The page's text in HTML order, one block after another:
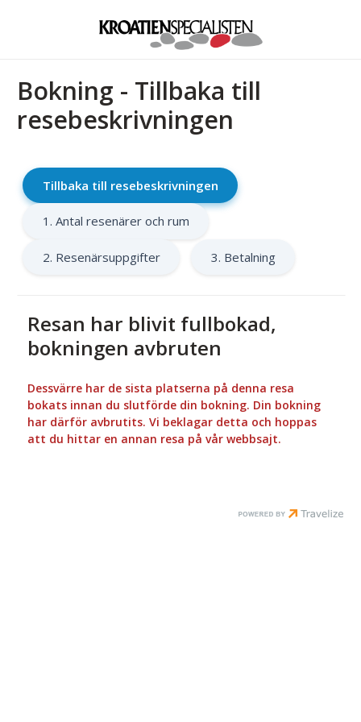
Bokning - Tillbaka till
resebeskrivningen
Tillbaka till resebeskrivningen
1. Antal resenärer och rum
2. Resenärsuppgifter 3. Betalning
Resan har blivit fullbokad,
bokningen avbruten
Dessvärre har de sista platserna på denna resa
bokats innan du slutförde din bokning. Din bokning
har därför avbrutits. Vi beklagar detta och hoppas
att du hittar en annan resa på vår webbsajt.